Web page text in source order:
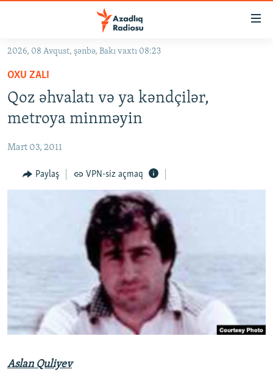
Əsas
qayıt
Əsas
naviqasiyaya
qayıt
#İZAHLA
KORRUPSIOMETR
#ƏSLINDƏ
FƏRQƏ BAX
QANUNI DOĞRU
KARIKATURA
AZƏRBAYCAN ƏDƏBIYYATI KITABXANASI
İSLAM VƏ DEMOKRATIYA
İZ - MƏDƏNIYYƏT PROQRAMI
PEŞƏ ETIKASI VƏ JURNALISTIKA STANDARTLARIMIZ
MATERIALLARIMIZDAN ISTIFADƏ
BIZIMLƏ ƏLAQƏ
2026, 08 Avqust, şənbə, Bakı vaxtı 08:23
OXU ZALI
Qoz əhvalatı və ya kəndçilər,
metroya minməyin
Mart 03, 2011
Paylaş VPN-siz açmaq
Aslan Quliyev